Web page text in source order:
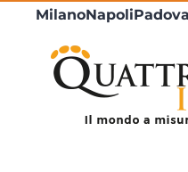
MilanoNapoliPadova